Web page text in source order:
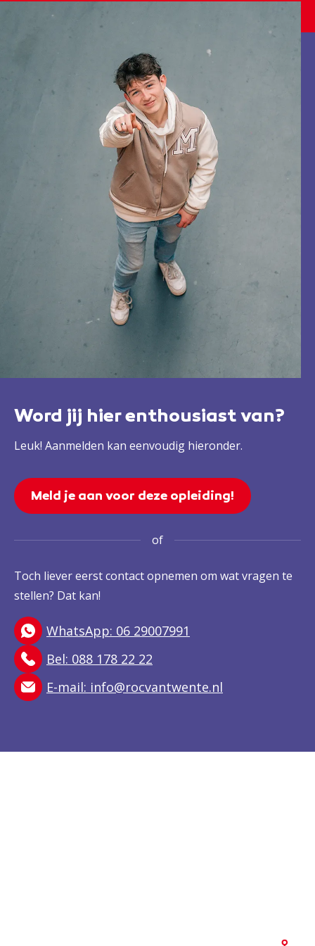
Word jij hier enthousiast van?
Leuk! Aanmelden kan eenvoudig hieronder.
Meld je aan voor deze opleiding!
of
Toch liever eerst contact opnemen om wat vragen te
stellen? Dat kan!
WhatsApp: 06 29007991
Bel: 088 178 22 22
E-mail: info@rocvantwente.nl